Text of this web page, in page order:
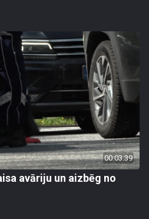
00:03:39
avāriju un aizbēg no